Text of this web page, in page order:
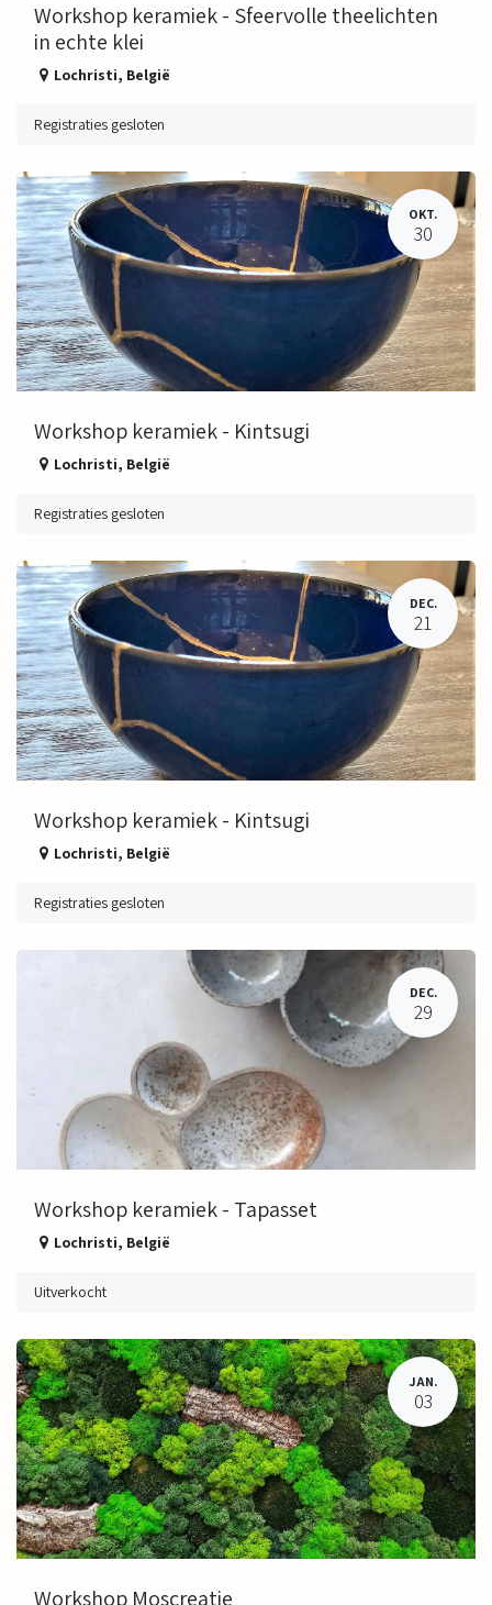
Workshop keramiek - Sfeervolle theelichten
in echte klei
Lochristi, België
Registraties gesloten
OKT.
30
Workshop keramiek - Kintsugi
Lochristi, België
Registraties gesloten
DEC.
21
Workshop keramiek - Kintsugi
Lochristi, België
Registraties gesloten
DEC.
29
Workshop keramiek - Tapasset
Lochristi, België
Uitverkocht
JAN.
03
Workshop Moscreatie